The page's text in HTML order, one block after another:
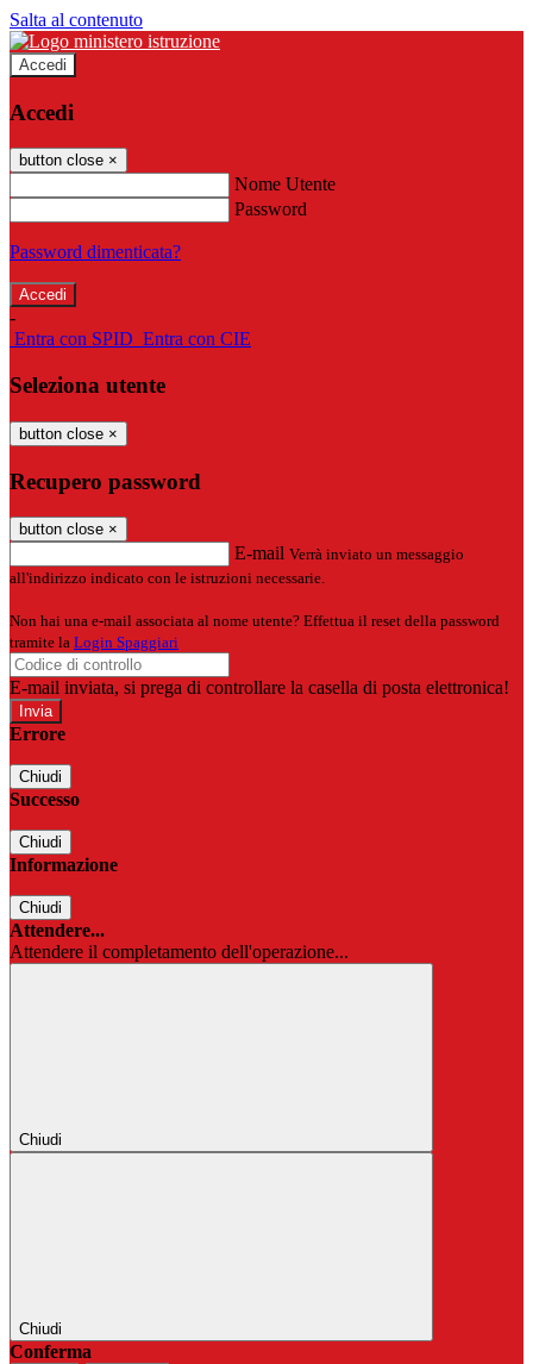
Salta al contenuto
Accedi
Accedi
button close ×
Nome Utente
Password
Password dimenticata?
-
Entra con SPID Entra con CIE
Seleziona utente
button close ×
Recupero password
button close ×
E-mail Verrà inviato un messaggio
all'indirizzo indicato con le istruzioni necessarie.
Non hai una e-mail associata al nome utente? Effettua il reset della password
tramite la Login Spaggiari
E-mail inviata, si prega di controllare la casella di posta elettronica!
Errore
Chiudi
Successo
Chiudi
Informazione
Chiudi
Attendere...
Attendere il completamento dell'operazione...
Chiudi
Chiudi
Conferma